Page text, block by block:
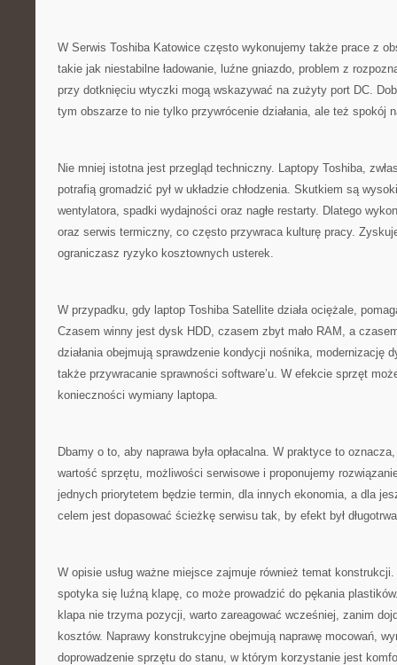
W Serwis Toshiba Katowice często wykonujemy także prace z
takie jak niestabilne ładowanie, luźne gniazdo, problem z
przy dotknięciu wtyczki mogą wskazywać na zużyty port DC.
tym obszarze to nie tylko przywrócenie działania, ale też spokój
Nie mniej istotna jest przegląd techniczny. Laptopy Toshiba,
potrafią gromadzić pył w układzie chłodzenia. Skutkiem są
wentylatora, spadki wydajności oraz nagłe restarty. Dlatego
oraz serwis termiczny, co często przywraca kulturę pracy.
ograniczasz ryzyko kosztownych usterek.
W przypadku, gdy laptop Toshiba Satellite działa ociężale,
Czasem winny jest dysk HDD, czasem zbyt mało RAM, a
działania obejmują sprawdzenie kondycji nośnika, modernizację
także przywracanie sprawności software’u. W efekcie sprzęt
konieczności wymiany laptopa.
Dbamy o to, aby naprawa była opłacalna. W praktyce to
wartość sprzętu, możliwości serwisowe i proponujemy
jednych priorytetem będzie termin, dla innych ekonomia, a dla
celem jest dopasować ścieżkę serwisu tak, by efekt był
W opisie usług ważne miejsce zajmuje również temat
spotyka się luźną klapę, co może prowadzić do pękania
klapa nie trzyma pozycji, warto zareagować wcześniej, zanim
kosztów. Naprawy konstrukcyjne obejmują naprawę mocowań,
doprowadzenie sprzętu do stanu, w którym korzystanie jest